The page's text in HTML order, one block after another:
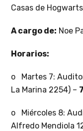
Casas de Hogwarts
A cargo de: Noe
Horarios:
o Martes 7:
La Marina 2254) –
o Miércoles 8:
Alfredo Mendiola